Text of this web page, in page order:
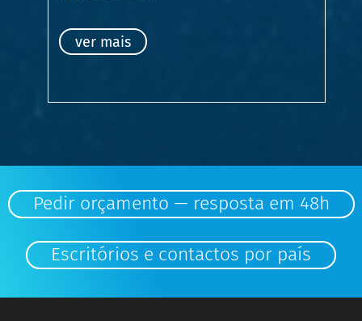
ver mais
Pedir orçamento — resposta em 48h
Escritórios e contactos por país